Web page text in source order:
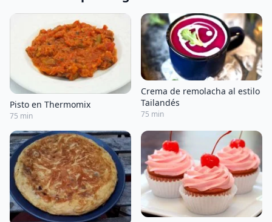
Pisto en Thermomix
75 min
Crema de remolacha al estilo
Tailandés
75 min